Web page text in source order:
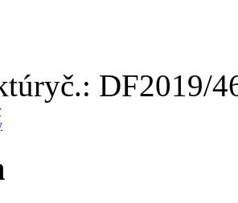
č.: DF2019/